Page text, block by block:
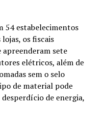
54 estabelecimentos
os fiscais
sete
elétricos, além de
sem o selo
de material pode
de energia,